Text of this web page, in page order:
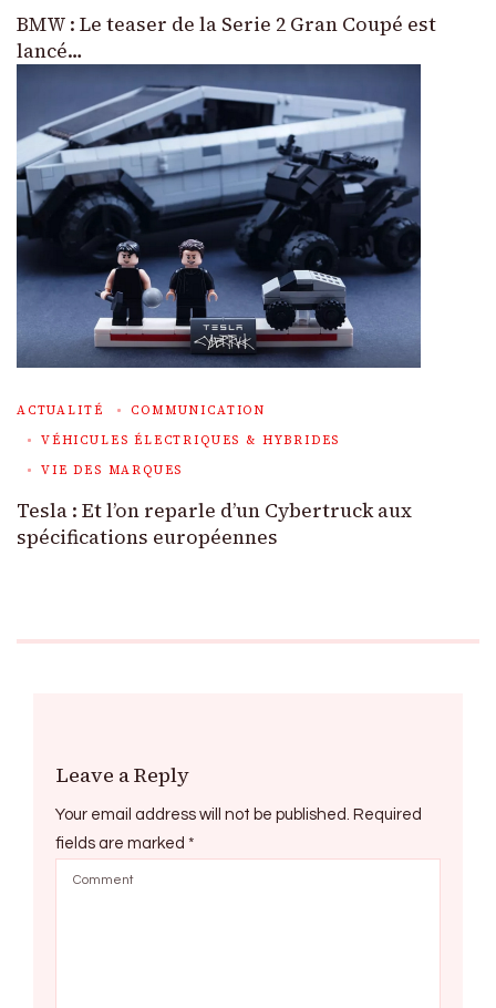
BMW : Le teaser de la Serie 2 Gran Coupé est
lancé…
ACTUALITÉ
COMMUNICATION
VÉHICULES ÉLECTRIQUES & HYBRIDES
VIE DES MARQUES
Tesla : Et l’on reparle d’un Cybertruck aux
spécifications européennes
Leave a Reply
Your email address will not be published. Required
fields are marked *